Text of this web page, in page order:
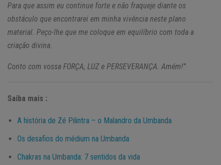
Para que assim eu continue forte e não fraqueje diante os
obstáculo que encontrarei em minha vivência neste plano
material. Peço-lhe que me coloque em equilíbrio com toda a
criação divina.
Conto com vossa FORÇA, LUZ e PERSEVERANÇA. Amém!”
Saiba mais :
A história de Zé Pilintra – o Malandro da Umbanda
Os desafios do médium na Umbanda
Chakras na Umbanda: 7 sentidos da vida